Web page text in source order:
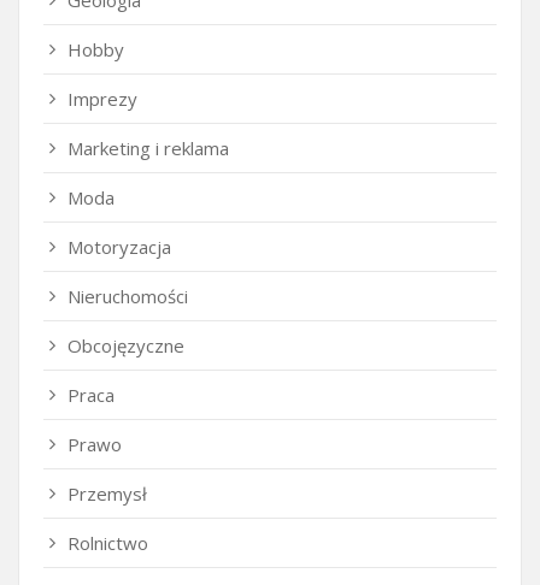
Hobby
Imprezy
Marketing i reklama
Moda
Motoryzacja
Nieruchomości
Obcojęzyczne
Praca
Prawo
Przemysł
Rolnictwo